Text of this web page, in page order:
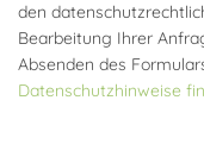
den
Bearbeitung Ihrer
Absenden des
Datenschutzhinweise